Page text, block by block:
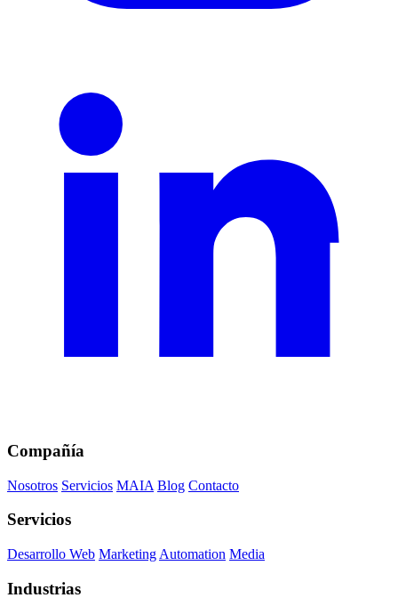
Compañía
Nosotros Servicios MAIA Blog Contacto
Servicios
Desarrollo Web Marketing Automation Media
Industrias